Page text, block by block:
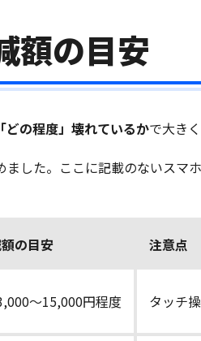
額の目安
どの程度」壊れているかで大き
ました。ここに記載のないスマ
の目安 注意点
〜15,000円程度 タッチ